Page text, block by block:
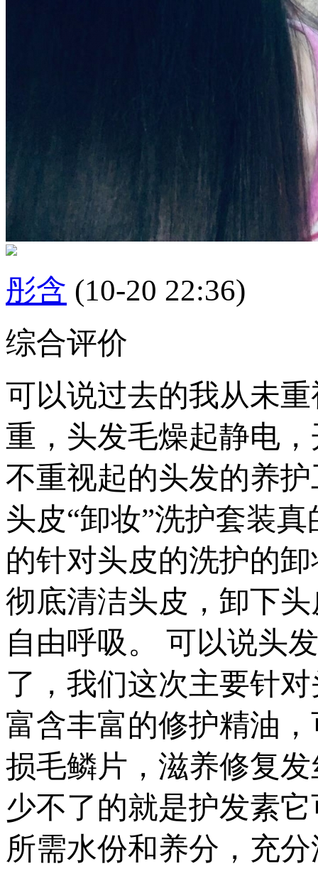
彤含 (10-20 22:36)
综合评价
可以说过去的我从未
重，头发毛燥起静电
不重视起的头发的养
头皮“卸妆”洗护套装
的针对头皮的洗护的
彻底清洁头皮，卸下
自由呼吸。 可以说头
了，我们这次主要针
富含丰富的修护精油
损毛鳞片，滋养修复
少不了的就是护发素
所需水份和养分，充